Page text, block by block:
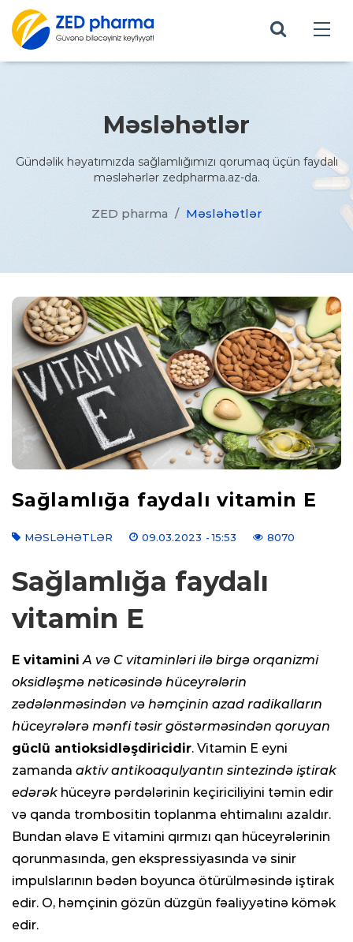
Məsləhətlər
Gündəlik həyatımızda sağlamlığımızı qorumaq üçün faydalı
məsləhərlər zedpharma.az-da.
ZED pharma / Məsləhətlər
Sağlamlığa faydalı vitamin E
MƏSLƏHƏTLƏR 09.03.2023 - 15:53 8070
Sağlamlığa faydalı
vitamin E
E vitamini A və C vitaminləri ilə birgə orqanizmi
oksidləşmə nəticəsində hüceyrələrin
zədələnməsindən və həmçinin azad radikalların
hüceyrələrə mənfi təsir göstərməsindən qoruyan
güclü antioksidləşdiricidir. Vitamin E eyni
zamanda aktiv antikoaqulyantın sintezində iştirak
edərək hüceyrə pərdələrinin keçiriciliyini təmin edir
və qanda trombositin toplanma ehtimalını azaldır.
Bundan əlavə E vitamini qırmızı qan hüceyrələrinin
qorunmasında, gen ekspressiyasında və sinir
impulslarının bədən boyunca ötürülməsində iştirak
edir. O, həmçinin gözün düzgün fəaliyyətinə kömək
edir.